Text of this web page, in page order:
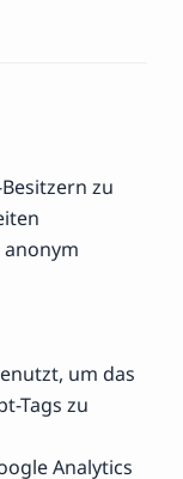
zu
um das
Tags zu
Analytics